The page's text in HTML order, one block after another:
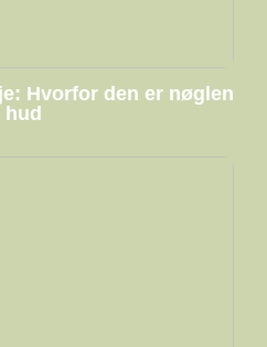
Hvorfor den er nøglen
hud